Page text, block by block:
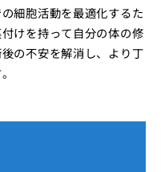
細胞活動を最適化するた
けを持って自分の体の修
の不安を解消し、より丁